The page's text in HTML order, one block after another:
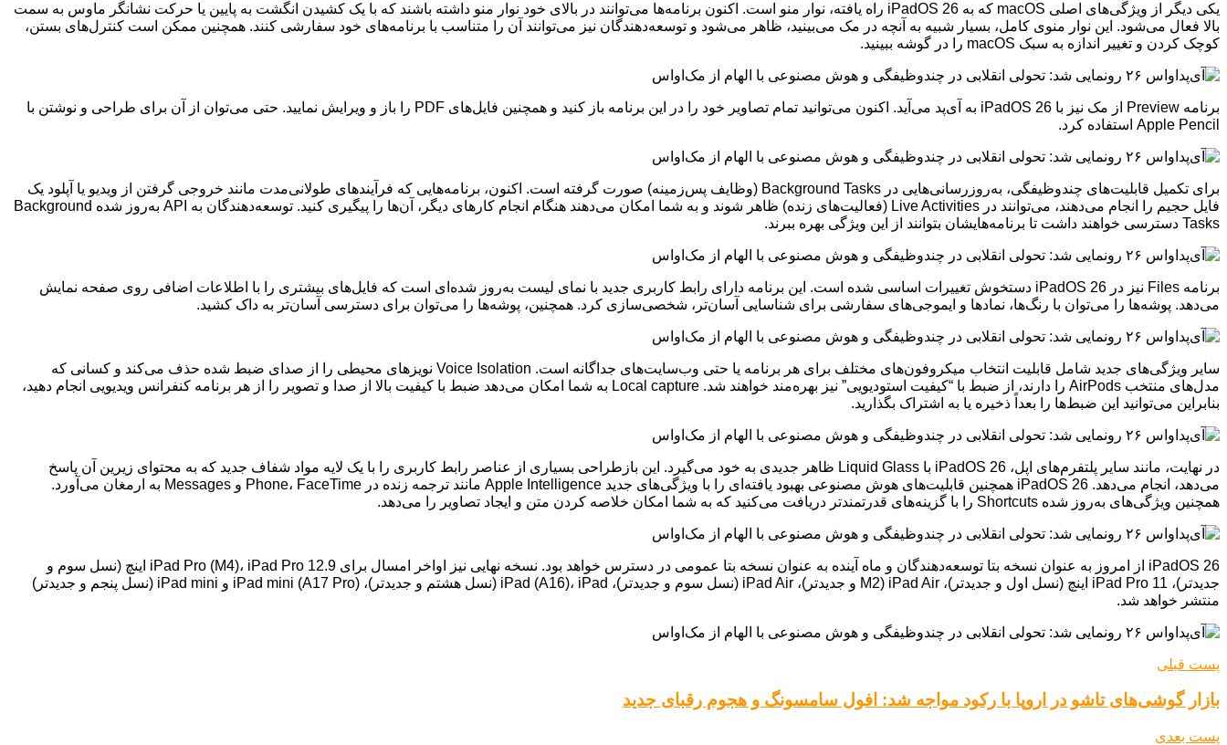
یکی دیگر از ویژگی‌های اصلی macOS که به iPadOS 26 راه یافته، نوار منو است. اکنون برنامه‌ها می‌توانند در بالای خود نوار منو داشته باشند که با یک کشیدن انگشت به پایین یا حرکت نشانگر ماوس به سمت
بالا فعال می‌شود. این نوار منوی کامل، بسیار شبیه به آنچه در مک می‌بینید، ظاهر می‌شود و توسعه‌دهندگان نیز می‌توانند آن را متناسب با برنامه‌های خود سفارشی کنند. همچنین ممکن است کنترل‌های بستن،
کوچک کردن و تغییر اندازه به سبک macOS را در گوشه ببینید.
برنامه Preview از مک نیز با iPadOS 26 به آی‌پد می‌آید. اکنون می‌توانید تمام تصاویر خود را در این برنامه باز کنید و همچنین فایل‌های PDF را باز و ویرایش نمایید. حتی می‌توان از آن برای طراحی و نوشتن با
Apple Pencil استفاده کرد.
برای تکمیل قابلیت‌های چندوظیفگی، به‌روزرسانی‌هایی در Background Tasks (وظایف پس‌زمینه) صورت گرفته است. اکنون، برنامه‌هایی که فرآیندهای طولانی‌مدت مانند خروجی گرفتن از ویدیو یا آپلود یک
فایل حجیم را انجام می‌دهند، می‌توانند در Live Activities (فعالیت‌های زنده) ظاهر شوند و به شما امکان می‌دهند هنگام انجام کارهای دیگر، آن‌ها را پیگیری کنید. توسعه‌دهندگان به API به‌روز شده Background
Tasks دسترسی خواهند داشت تا برنامه‌هایشان بتوانند از این ویژگی بهره ببرند.
برنامه Files نیز در iPadOS 26 دستخوش تغییرات اساسی شده است. این برنامه دارای رابط کاربری جدید با نمای لیست به‌روز شده‌ای است که فایل‌های بیشتری را با اطلاعات اضافی روی صفحه نمایش
می‌دهد. پوشه‌ها را می‌توان با رنگ‌ها، نمادها و ایموجی‌های سفارشی برای شناسایی آسان‌تر، شخصی‌سازی کرد. همچنین، پوشه‌ها را می‌توان برای دسترسی آسان‌تر به داک کشید.
سایر ویژگی‌های جدید شامل قابلیت انتخاب میکروفون‌های مختلف برای هر برنامه یا حتی وب‌سایت‌های جداگانه است. Voice Isolation نویزهای محیطی را از صدای ضبط شده حذف می‌کند و کسانی که
مدل‌های منتخب AirPods را دارند، از ضبط با “کیفیت استودیویی” نیز بهره‌مند خواهند شد. Local capture به شما امکان می‌دهد ضبط با کیفیت بالا از صدا و تصویر را از هر برنامه کنفرانس ویدیویی انجام دهید،
بنابراین می‌توانید این ضبط‌ها را بعداً ذخیره یا به اشتراک بگذارید.
در نهایت، مانند سایر پلتفرم‌های اپل، iPadOS 26 با Liquid Glass ظاهر جدیدی به خود می‌گیرد. این بازطراحی بسیاری از عناصر رابط کاربری را با یک لایه مواد شفاف جدید که به محتوای زیرین آن پاسخ
می‌دهد، انجام می‌دهد. iPadOS 26 همچنین قابلیت‌های هوش مصنوعی بهبود یافته‌ای را با ویژگی‌های جدید Apple Intelligence مانند ترجمه زنده در Phone، FaceTime و Messages به ارمغان می‌آورد.
همچنین ویژگی‌های به‌روز شده Shortcuts را با گزینه‌های قدرتمندتر دریافت می‌کنید که به شما امکان خلاصه کردن متن و ایجاد تصاویر را می‌دهد.
iPadOS 26 از امروز به عنوان نسخه بتا توسعه‌دهندگان و ماه آینده به عنوان نسخه بتا عمومی در دسترس خواهد بود. نسخه نهایی نیز اواخر امسال برای iPad Pro (M4)، iPad Pro 12.9 اینچ (نسل سوم و
جدیدتر)، iPad Pro 11 اینچ (نسل اول و جدیدتر)، iPad Air (M2 و جدیدتر)، iPad Air (نسل سوم و جدیدتر)، iPad (A16)، iPad (نسل هشتم و جدیدتر)، iPad mini (A17 Pro) و iPad mini (نسل پنجم و جدیدتر)
منتشر خواهد شد.
پست قبلی
بازار گوشی‌های تاشو در اروپا با رکود مواجه شد: افول سامسونگ و هجوم رقبای جدید
پست بعدی